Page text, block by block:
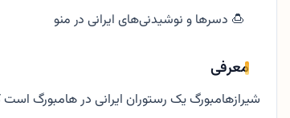
🍮 دسرها و نوشیدنی‌های ایرانی در منو
معرفی
شیرازهامبورگ یک رستوران ایرانی در هامبورگ